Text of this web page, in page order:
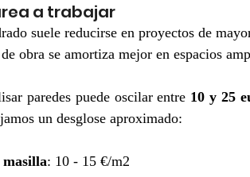
a trabajar
suele reducirse en proyectos de
obra se amortiza mejor en espacios
paredes puede oscilar entre 10 y 25
un desglose aproximado:
masilla: 10 - 15 €/m2